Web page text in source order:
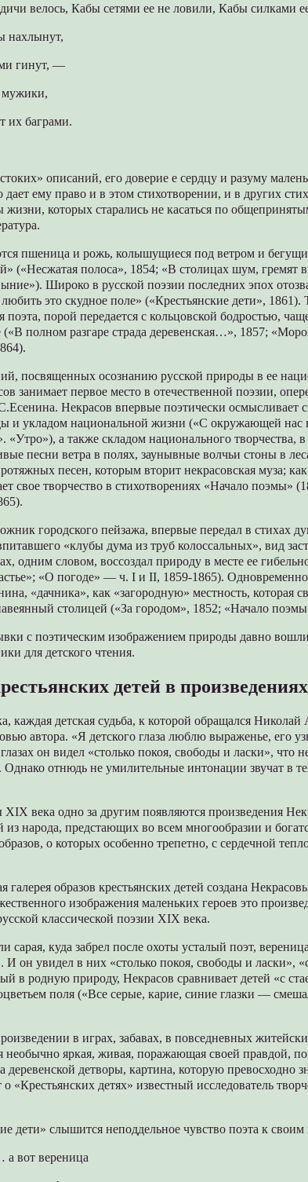
велось, Кабы сетями ее не ловили, Кабы силками
нахлынут,
гинут, —
мужики,
их баграми.
описаний, его доверие е сердцу и разуму
дает ему право и в этом стихотворении, и в других
жизни, которых старались не касаться по
пшеница и рожь, колышущиеся под ветром и
(«Несжатая полоса», 1854; «В столицах шум, гремят
Широко в русской поэзии последних эпох
это скудное поле» («Крестьянские дети», 1861).
поэта, порой передается с кольцовской бодростью,
(«В полном разгаре страда деревенская…», 1857;
посвященных осознанию русской природы в ее
занимает первое место в отечественной поэзии,
Некрасов впервые поэтически осмысливает
и укладом национальной жизни («С окружающей нас
«Утро»), а также складом национального творчества,
песни ветра в полях, заунывные волчьи стоны в
песен, которым вторит некрасовская муза;
свое творчество в стихотворениях «Начало поэмы»
городского пейзажа, впервые передал в стихах
«клубы дума из труб колоссальных», вид
одним словом, воссоздал природу в месте ее
«О погоде» — ч. I и II, 1859-1865).
«дачника», как «загородную» местность, которая
столицей («За городом», 1852; «Начало
с поэтическим изображением природы давно
для детского чтения.
детей в
каждая детская судьба, к которой обращался Николай
автора. «Я детского глаза люблю выраженье, его
он видел «столько покоя, свободы и ласки», что
Однако отнюдь не умилительные интонации звучат в
века одно за другим появляются произведения
народа, предстающих во всем многообразии и
о которых особенно трепетно, с сердечной
галерея образов крестьянских детей создана
изображения маленьких героев это
классической поэзии XIX века.
сарая, куда забрел после охоты усталый поэт,
И он увидел в них «столько покоя, свободы и ласки»,
в родную природу, Некрасов сравнивает детей «с
поля («Все серые, карие, синие глазки —
в играх, забавах, в повседневных
необычно яркая, живая, поражающая своей правдой,
детворы, картина, которую превосходно
детях» известный исследователь
дети» слышится неподдельное чувство поэта к своим
вот вереница